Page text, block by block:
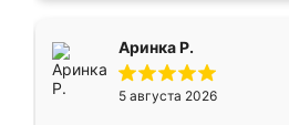
Аринка Р.
5 августа 2026